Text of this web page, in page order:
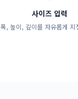
사이즈 입력
폭, 높이, 깊이를 자유롭게 지